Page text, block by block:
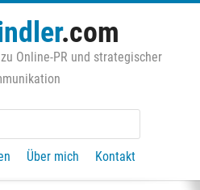
.com
Online-PR und strategischer
Über mich Kontakt